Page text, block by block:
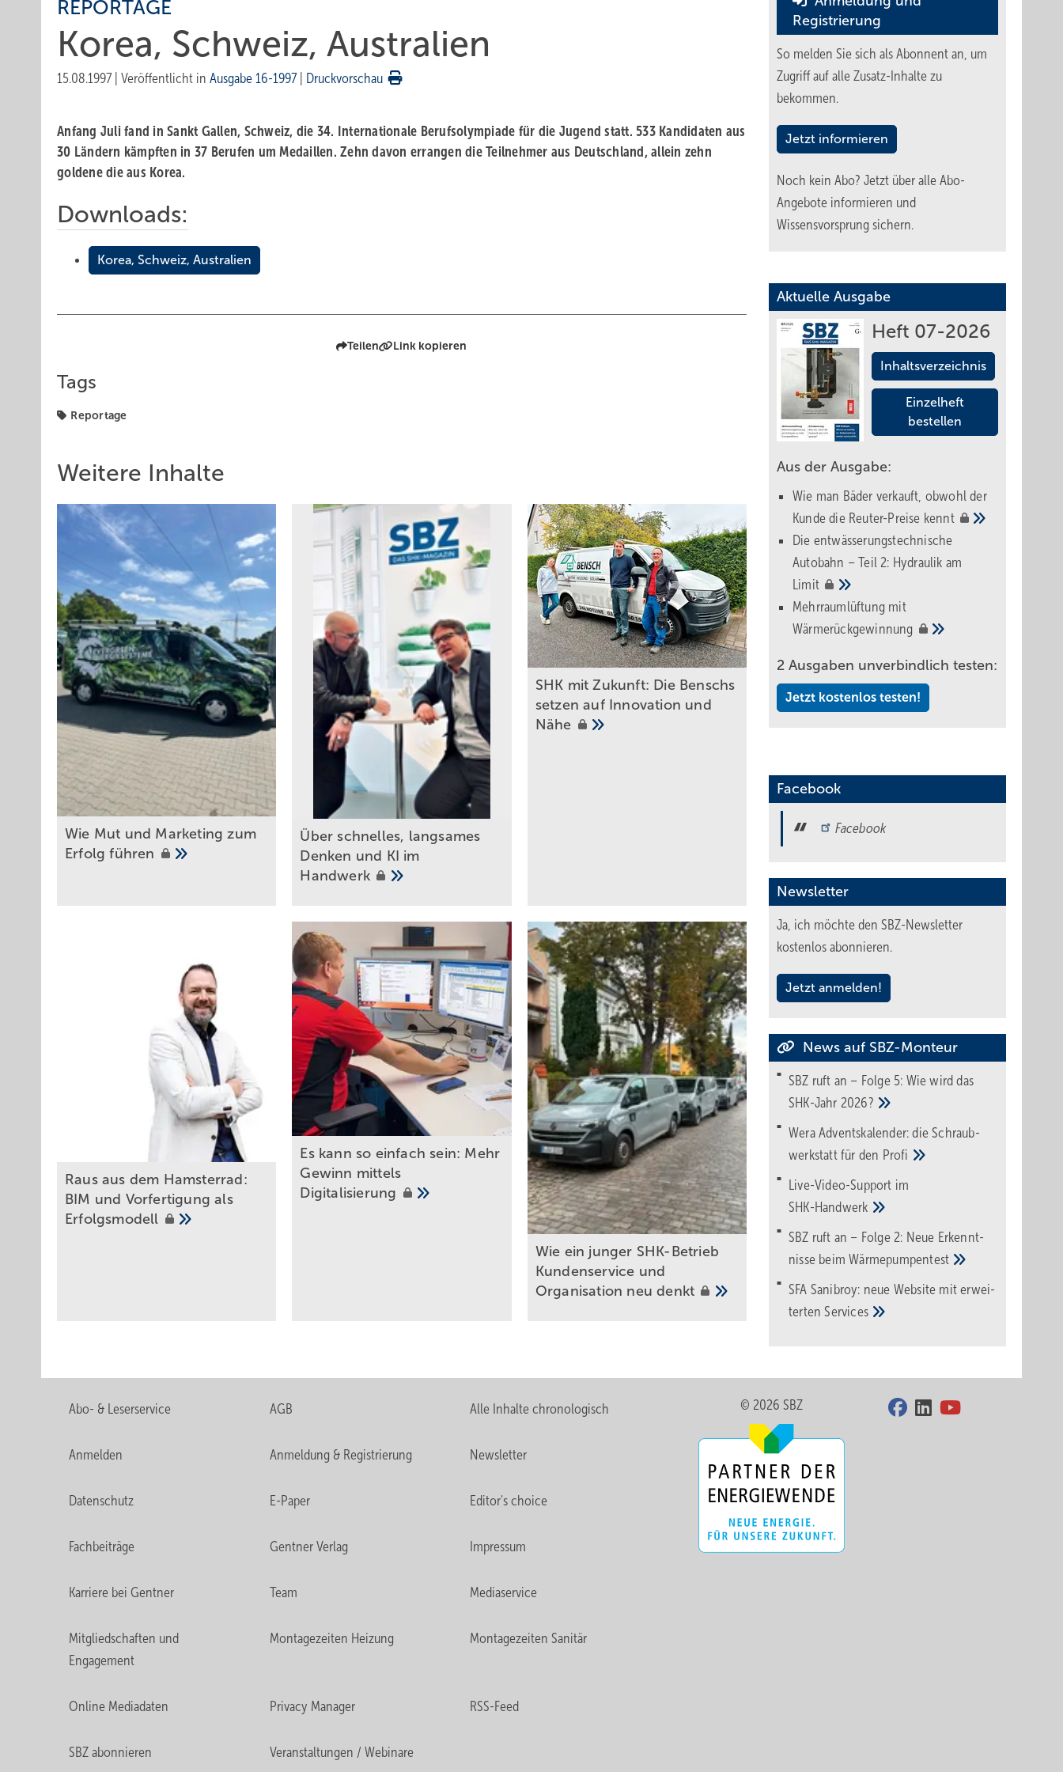
REPORTAGE
Korea, Schweiz, Australien
15.08.1997 Veröffentlicht in Ausgabe 16-1997 Druckvorschau
Anfang Juli fand in Sankt Gallen, Schweiz, die 34. Internationale Berufsolympiade für die Jugend statt. 533 Kandidaten aus
30 Ländern kämpften in 37 Berufen um Medaillen. Zehn davon errangen die Teilnehmer aus Deutschland, allein zehn
goldene die aus Korea.
Downloads:
Korea, Schweiz, Australien
Teilen Link kopieren
Tags
Reportage
Weitere Inhalte
Wie Mut und Marketing zum
Erfolgführen
Über schnelles, langsames
Denken und KI im
Handwerk
SHK mit Zukunft: Die Benschs
setzen auf Innovation und
Nähe
Raus aus dem Hamsterrad:
BIM und Vorfertigung als
Erfolgsmodell
Es kann so einfach s ein: Mehr
Gewinn mittels
Digitalisierung
Wie ein junger SHK-Betrieb
Kundenservice und
Organisation neudenkt
Registrierung
So melden Sie sich als Abonnent an, um
Zugriff auf alle Zusatz-Inhalte zu
bekommen.
Jetzt informieren
Noch kein Abo? Jetzt über alle Abo-
Angebote informieren und
Wissensvorsprung sichern.
Aktuelle Ausgabe
Heft 07-2026
Inhaltsverzeichnis
Einzelheft
bestellen
Aus der Ausgabe:
Wie man Bäder verkauft, obwohl der
Kunde die Reuter-Preise kennt
Die entwässerungstechnische
Autobahn – Teil 2: Hydraulik am
Limit
Mehrraumlüftung mit
Wärmerückgewinnung
2 Ausgaben unverbindlich testen:
Jetzt kostenlos testen!
Facebook
Facebook
Newsletter
Ja, ich möchte den SBZ-Newsletter
kostenlos abonnieren.
Jetzt anmelden!
News auf SBZ-Monteur
SBZ ruft an – Folge 5: Wie wird das
SHK-Jahr 2026?
Wera Adventskalender: die Schraub­
werk­statt für den Pro­fi
Live-Video-Support im
SHK-Handwerk
SBZ ruft an – Folge 2: Neue Erkennt­
nisse beimWärme­pumpen­test
SFA Sanibroy: neue Web­site mit erwei­
tertenServices
Abo- & Leserservice AGB Alle Inhalte chronologisch
Anmelden Anmeldung & Registrierung Newsletter
Datenschutz E-Paper Editor's choice
Fachbeiträge Gentner Verlag Impressum
Karriere bei Gentner Team Mediaservice
Mitgliedschaften und
Engagement
Montagezeiten Heizung Montagezeiten Sanitär
Online Mediadaten Privacy Manager RSS-Feed
SBZ abonnieren Veranstaltungen / Webinare
© 2026 SBZ